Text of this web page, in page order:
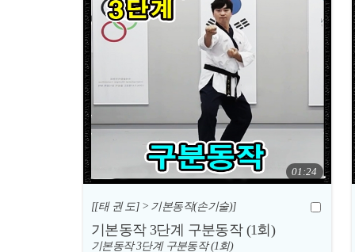
01:24
[[태 권 도] > 기본동작(손기술)]
기본동작 3단계 구분동작 (1회)
기본동작 3단계 구분동작 (1회)